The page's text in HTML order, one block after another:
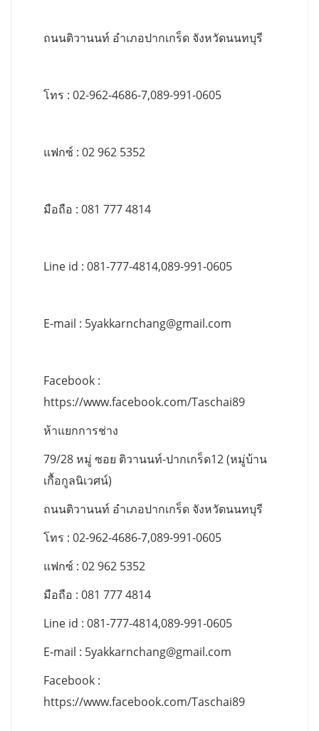
ถนนติวานนท์ อำเภอปากเกร็ด จังหวัดนนทบุรี
โทร : 02-962-4686-7,089-991-0605
แฟกซ์ : 02 962 5352
มือถือ : 081 777 4814
Line id : 081-777-4814,089-991-0605
E-mail : 5yakkarnchang@gmail.com
Facebook :
https://www.facebook.com/Taschai89
ห้าแยกการช่าง
79/28 หมู่ ซอย ติวานนท์-ปากเกร็ด12 (หมู่บ้าน
เกื้อกูลนิเวศน์)
ถนนติวานนท์ อำเภอปากเกร็ด จังหวัดนนทบุรี
โทร : 02-962-4686-7,089-991-0605
แฟกซ์ : 02 962 5352
มือถือ : 081 777 4814
Line id : 081-777-4814,089-991-0605
E-mail : 5yakkarnchang@gmail.com
Facebook :
https://www.facebook.com/Taschai89